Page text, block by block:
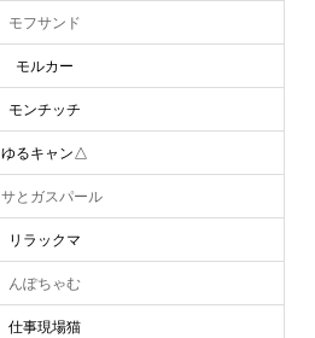
モフサンド
モルカー
モンチッチ
ゆるキャン△
サとガスパール
リラックマ
んぽちゃむ
仕事現場猫